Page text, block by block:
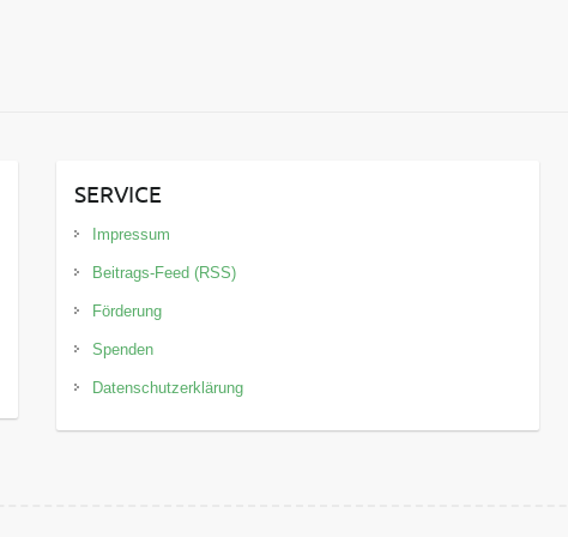
SERVICE
Impressum
Beitrags-Feed (RSS)
Förderung
Spenden
Datenschutzerklärung